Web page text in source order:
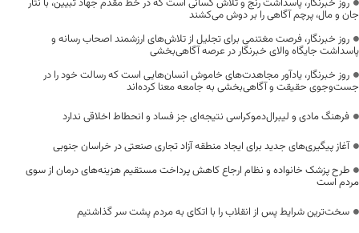
روز خبرنگار، پاسداشت رنج و تلاش کسانی است که در خط مقدم جهاد تبیین، با نثار
جان و مال، پرچم آگاهی را بر دوش می‌کشند
روز خبرنگار، فرصت مغتنمی برای تجلیل از تلاش‌های ارزشمند اصحاب رسانه و
پاسداشت جایگاه والای خبرنگار در عرصه آگاهی‌بخشی
روز خبرنگار، یادآور مجاهدت‌های خاموش انسان‌هایی است که رسالت خود را در
جست‌وجوی حقیقت و آگاهی‌بخشی به جامعه معنا کرده‌اند
فرهنگ مادی و لیبرال‌دموکراسی نتیجه‌ای جز فساد و انحطاط اخلاقی ندارد
آغاز پیگیری‌های جدید برای ایجاد منطقه آزاد تجاری صنعتی در خراسان جنوبی
طرح پزشک خانواده و نظام ارجاع کاهش پرداخت مستقیم هزینه‌های درمان از سوی
مردم است
سخت‌ترین شرایط پس از انقلاب را با اتکای به مردم پشت سر گذاشتیم